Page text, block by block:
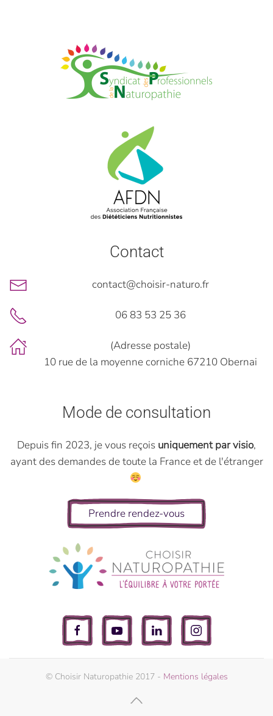
Contact
contact@choisir-naturo.fr
06 83 53 25 36
(Adresse postale)
10 rue de la moyenne corniche 67210 Obernai
Mode de consultation
Depuis fin 2023, je vous reçois uniquement par visio,
ayant des demandes de toute la France et de l'étranger
Prendre rendez-vous
© Choisir Naturopathie 2017 - Mentions légales